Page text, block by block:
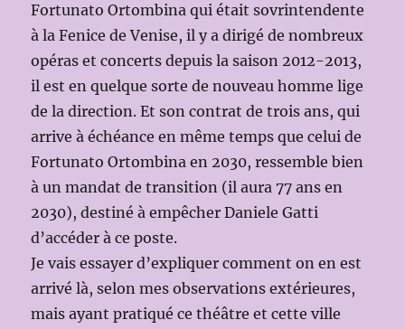
Fortunato Ortombina qui était sovrintendente
à la Fenice de Venise, il y a dirigé de nombreux
opéras et concerts depuis la saison 2012-2013,
il est en quelque sorte de nouveau homme lige
de la direction. Et son contrat de trois ans, qui
arrive à échéance en même temps que celui de
Fortunato Ortombina en 2030, ressemble bien
à un mandat de transition (il aura 77 ans en
2030), destiné à empêcher Daniele Gatti
d’accéder à ce poste.
Je vais essayer d’expliquer comment on en est
arrivé là, selon mes observations extérieures,
mais ayant pratiqué ce théâtre et cette ville